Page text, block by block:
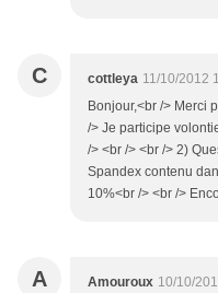
C cottleya 11/10/2012
Bonjour,<br /> Merci
/> Je participe
/> <br /> <br /> 2)
Spandex contenu
10%<br /> <br />
A Amouroux 10/10/